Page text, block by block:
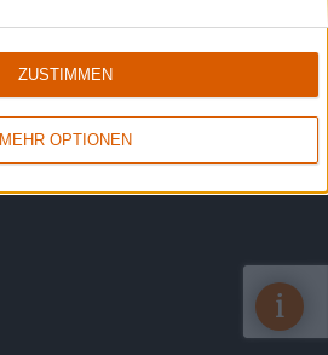
MEHR OPTIONEN
ZUSTIMMEN
i